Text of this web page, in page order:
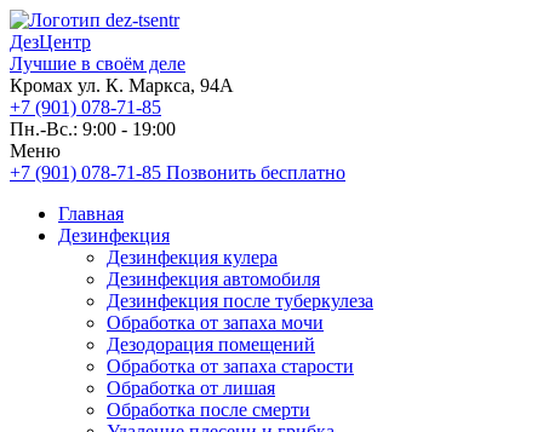
ДезЦентр
Лучшие в своём деле
Кромах ул. К. Маркса, 94А
+7 (901) 078-71-85
Пн.-Вс.: 9:00 - 19:00
Меню
+7 (901) 078-71-85 Позвонить бесплатно
Главная
Дезинфекция
Дезинфекция кулера
Дезинфекция автомобиля
Дезинфекция после туберкулеза
Обработка от запаха мочи
Дезодорация помещений
Обработка от запаха старости
Обработка от лишая
Обработка после смерти